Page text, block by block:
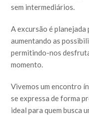
sem intermediários.
A excursão é
aumentando as
permitindo-nos
momento.
Vivemos um encontro
se expressa de forma
ideal para quem busca